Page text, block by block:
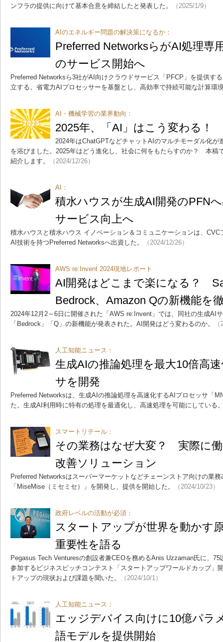
ンフラの提供に向けて基本合意を締結したと発表した。
（2025/1/9）
AIのエネルギー問題の解決策になるか：
Preferred NetworksらがAI処理専
のサービス開始へ
Preferred Networksら3社がAI向けクラウドサービス「PFCP」を提供す
立する。省電力AIプロセッサーを基盤とし、高効率で持続可能な計算環
AI・機械学習の業界動向：
2025年、「AI」はこう変わる！
2024年はChatGPTなどチャットAIのマルチモーダル化
を浴びました。2025年はどう進化し、社会に何をもたらすのか？ 本稿
紹介します。
（2024/12/26）
AI：
積水ハウスが生成AI開発のPFN
サービス向上へ
積水ハウスと積水ハウス イノベーション＆コミュニケーションは、
AI技術を持つPreferred Networksへ出資した。
（2024/12/26）
AWS re:Invent 2024現地レポート
AI開発はどこまで楽になる？
Bedrock、Amazon Qの新機能を
2024年12月2～6日に開催された「AWS re:Invent」では、同社の生成AI
「Bedrock」「Q」の新機能が発表された。AI開発はどう変わるのか。
人工知能ニュース：
生成AIの推論処理を最大10倍高
サを開発
Preferred Networksは、生成AIの推論処理を高速化するAIプロセッサ「
た。生成AI利用時に特有の処理を最適化し、高速処理を可能にしている
スマートリテール：
その業務はなぜ大変？ 実際に
改善ソリューション
Preferred Networksはスーパーマーケットなどチェーンストア向けの業
「MiseMise（ミセミセ）」を開発し、提供を開始した。
（2024/10/23）
政府レベルの活動が必須：
スタートアップが世界を動かす
重要性を語る
Pegasus Tech Venturesの創設者兼CEOを務めるAnis Uzzaman氏に、
参加するビジネスピッチコンテスト「スタートアップワールドカップ」
トアップの現状および課題を聞いた。
（2024/10/1）
人工知能ニュース：
エッジデバイス向けに10億パラ
語モデルを提供開始